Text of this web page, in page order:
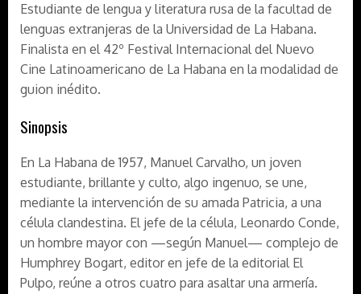
Estudiante de lengua y literatura rusa de la facultad de
lenguas extranjeras de la Universidad de La Habana.
Finalista en el 42º Festival Internacional del Nuevo
Cine Latinoamericano de La Habana en la modalidad de
guion inédito.
Sinopsis
En La Habana de 1957, Manuel Carvalho, un joven
estudiante, brillante y culto, algo ingenuo, se une,
mediante la intervención de su amada Patricia, a una
célula clandestina. El jefe de la célula, Leonardo Conde,
un hombre mayor con —según Manuel— complejo de
Humphrey Bogart, editor en jefe de la editorial El
Pulpo, reúne a otros cuatro para asaltar una armería.